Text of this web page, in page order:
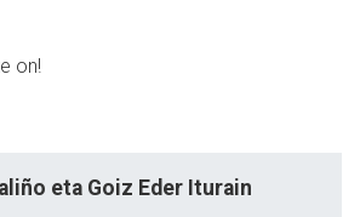
on!
eta Goiz Eder Iturain